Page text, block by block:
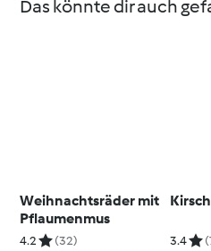
Das könnte dir auch
Weihnachtsräder mit
Pflaumenmus
4.2 (32) 3.4